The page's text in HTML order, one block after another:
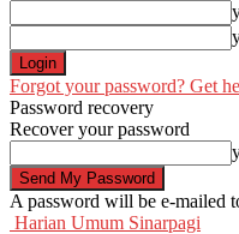
Forgot your password? Get
Password recovery
Recover your password
A password will be e-mailed
Harian Umum Sinarpagi